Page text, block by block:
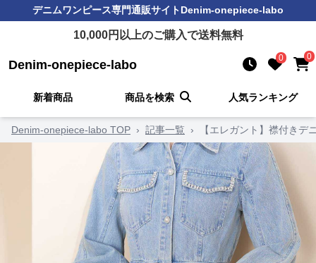
デニムワンピース専門通販サイトDenim-onepiece-labo
10,000円以上のご購入で送料無料
Denim-onepiece-labo 0 0
新着商品 商品を検索 人気ランキング
Denim-onepiece-labo TOP › 記事一覧 › 【エレガント】襟付きデ